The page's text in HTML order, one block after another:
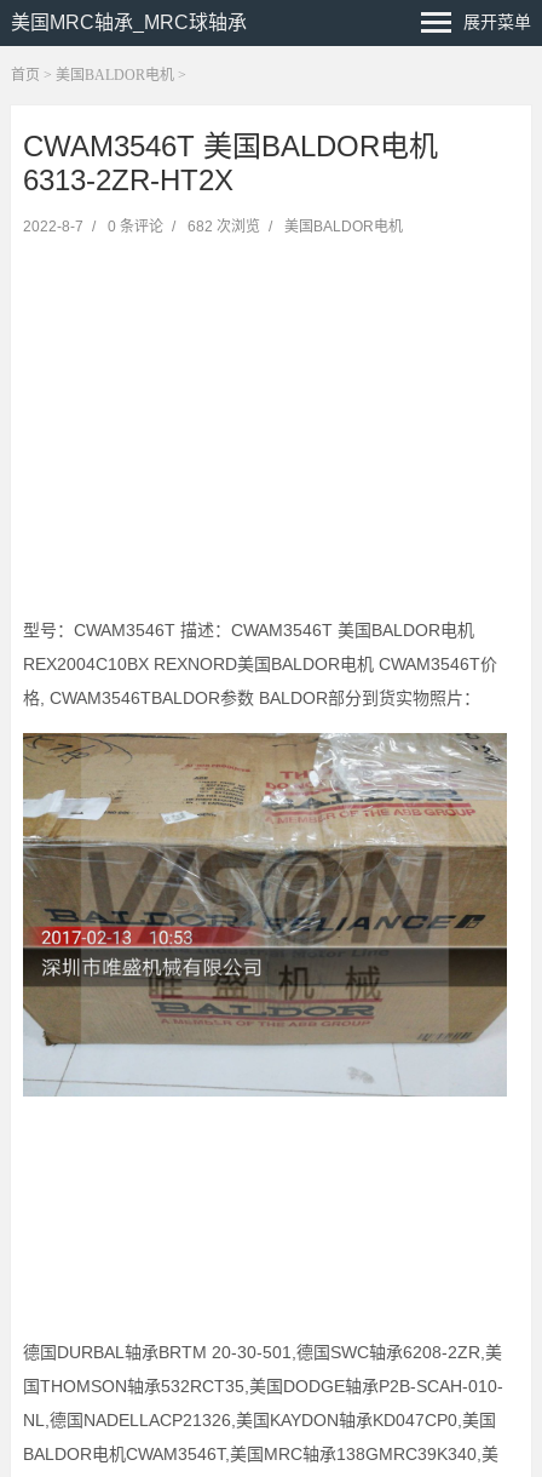
美国MRC轴承_MRC球轴承 展开菜单
首页 > 美国BALDOR电机>
CWAM3546T 美国BALDOR电机
6313-2ZR-HT2X
2022-8-7 / 0 条评论 / 682 次浏览 / 美国BALDOR电机
型号：CWAM3546T 描述：CWAM3546T 美国BALDOR电机
REX2004C10BX REXNORD美国BALDOR电机 CWAM3546T价
格, CWAM3546TBALDOR参数 BALDOR部分到货实物照片：
德国DURBAL轴承BRTM 20-30-501,德国SWC轴承6208-2ZR,美
国THOMSON轴承532RCT35,美国DODGE轴承P2B-SCAH-010-
NL,德国NADELLACP21326,美国KAYDON轴承KD047CP0,美国
BALDOR电机CWAM3546T,美国MRC轴承138GMRC39K340,美